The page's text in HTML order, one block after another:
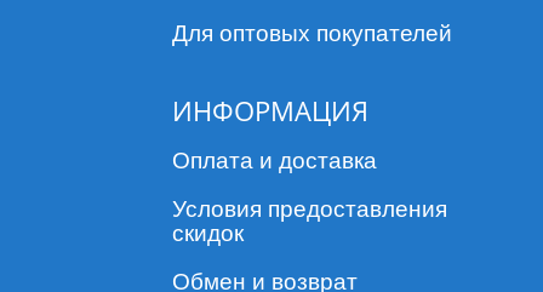
Для оптовых покупателей
ИНФОРМАЦИЯ
Оплата и доставка
Условия предоставления
скидок
Обмен и возврат